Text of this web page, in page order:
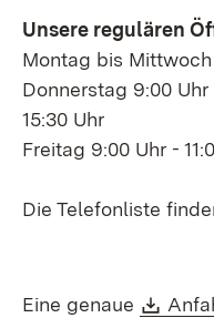
Unsere regulären
Montag bis Mittwoch
Donnerstag 9:00 Uhr
15:30 Uhr
Freitag 9:00 Uhr -
Die Telefonliste
Eine genaue